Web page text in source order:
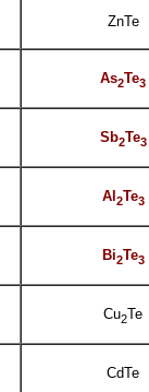
ZnTe
As2Te3
Sb2Te3
Al 2Te3
Bi2Te3
Cu2Te
CdTe